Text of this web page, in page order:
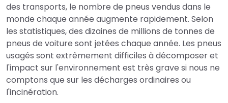
des transports, le nombre de pneus vendus dans le
monde chaque année augmente rapidement. Selon
les statistiques, des dizaines de millions de tonnes de
pneus de voiture sont jetées chaque année. Les pneus
usagés sont extrêmement difficiles à décomposer et
l'impact sur l'environnement est très grave si nous ne
comptons que sur les décharges ordinaires ou
l'incinération.